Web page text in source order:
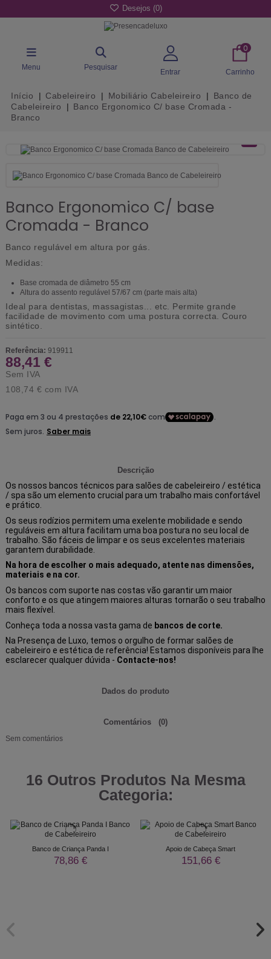
Desejos (0)
Menu Pesquisar
Entrar
0
Carrinho
Início Cabeleireiro Mobiliário Cabeleireiro
Banco de
Cabeleireiro
Banco Ergonomico C/ base Cromada -
Branco
Banco Ergonomico C/ base
Cromada - Branco
Banco regulável em altura por gás.
Medidas:
Base cromada de diâmetro 55 cm
Altura do assento regulável 57/67 cm (parte mais alta)
Ideal para dentistas, massagistas... etc. Permite grande
facilidade de movimento com uma postura correcta. Couro
sintético.
Referência: 919911
88,41 €
Sem IVA
108,74 € com IVA
Descrição
Os nossos bancos técnicos para salões de cabeleireiro / estética
/ spa são um elemento crucial para um trabalho mais confortável
e prático.
Os seus rodízios permitem uma exelente mobilidade e sendo
reguláveis em altura facilitam uma boa postura no seu local de
trabalho. São fáceis de limpar e os seus excelentes materiais
garantem durabilidade.
Na hora de escolher o mais adequado, atente nas dimensões,
materiais e na cor.
Os bancos com suporte nas costas vão garantir um maior
conforto e os que atingem maiores alturas tornarão o seu trabalho
mais flexível.
Conheça toda a nossa vasta gama de bancos de corte.
Na Presença de Luxo, temos o orgulho de formar salões de
cabeleireiro e estética de referência! Estamos disponíveis para lhe
esclarecer qualquer dúvida - Contacte-nos!
Dados do produto
Comentários (0)
Sem comentários
16 Outros Produtos Na Mesma
Categoria:
Banco de Criança Panda I
78,86 €
Apoio de Cabeça Smart
151,66 €